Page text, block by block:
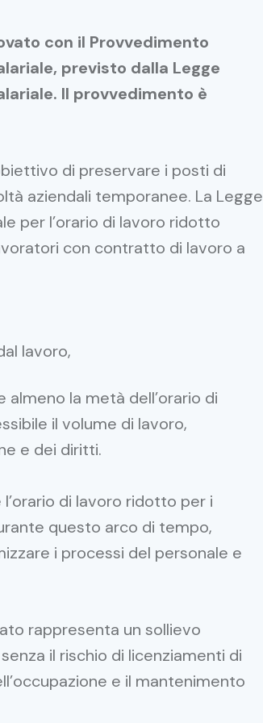
con il Provvedimento
previsto dalla Legge
Il provvedimento è
di preservare i posti di
aziendali temporanee. La Legge
per l’orario di lavoro ridotto
con contratto di lavoro a
lavoro,
la metà dell’orario di
il volume di lavoro,
e dei diritti.
di lavoro ridotto per i
questo arco di tempo,
i processi del personale e
rappresenta un sollievo
il rischio di licenziamenti di
e il mantenimento